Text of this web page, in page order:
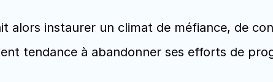
alors instaurer un climat de méfiance, de
tendance à abandonner ses efforts de